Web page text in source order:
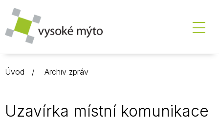
Úvod Archiv zpráv
Uzavírka místní komunikace